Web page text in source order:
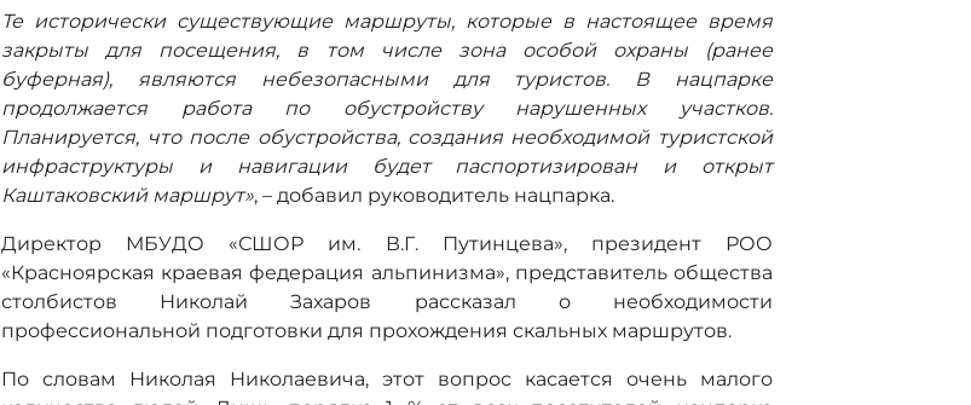
Те исторически существующие маршруты, которые в настоящее время
закрыты для посещения, в том числе зона особой охраны (ранее
буферная), являются небезопасными для туристов. В нацпарке
продолжается работа по обустройству нарушенных участков.
Планируется, что после обустройства, создания необходимой туристской
инфраструктуры и навигации будет паспортизирован и открыт
Каштаковский маршрут», – добавил руководитель нацпарка.
Директор МБУДО «СШОР им. В.Г. Путинцева», президент РОО
«Красноярская краевая федерация альпинизма», представитель общества
столбистов Николай Захаров рассказал о необходимости
профессиональной подготовки для прохождения скальных маршрутов.
По словам Николая Николаевича, этот вопрос касается очень малого